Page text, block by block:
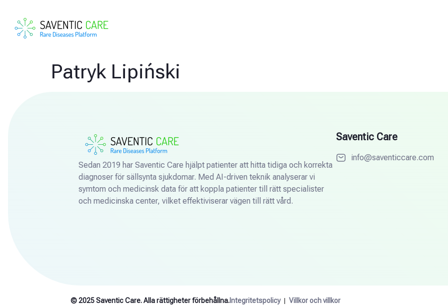
Patryk Lipiński
Sedan 2019 har Saventic Care hjälpt patienter att hitta tidiga och korrekta
diagnoser för sällsynta sjukdomar. Med AI-driven teknik analyserar vi
symtom och medicinsk data för att koppla patienter till rätt specialister
och medicinska center, vilket effektiviserar vägen till rätt vård.
Saventic Care
info@saventiccare.com
© 2025 Saventic Care. Alla rättigheter förbehållna.Integritetspolicy Villkor och villkor